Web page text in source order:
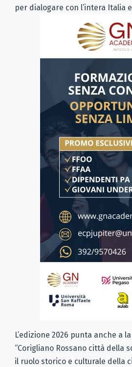
per dialogare con l’intera Italia
L’edizione 2026 punta anche a
“Corigliano Rossano città della
il ruolo storico e culturale della